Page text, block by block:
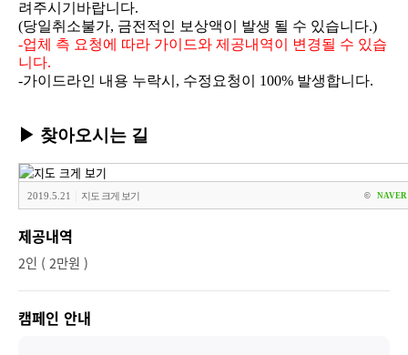
려주시기바랍니다.
(당일취소불가, 금전적인 보상액이 발생 될 수 있습니다.)
-업체 측 요청에 따라 가이드와 제공내역이 변경될 수 있습
니다.
-가이드라인 내용 누락시, 수정요청이 100% 발생합니다.
▶ 찾아오시는 길
2019.5.21 지도 크게 보기 ©
제공내역
2인 ( 2만원 )
캠페인 안내